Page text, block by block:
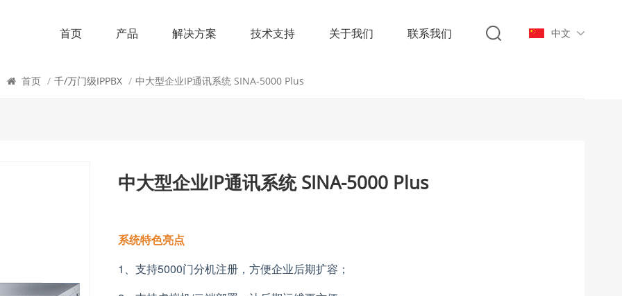
首页 产品 解决方案 技术支持 关于我们 联系我们 中文
千/万门级IPPBX
首页 / 千/万门级IPPBX / 中大型企业IP通讯系统 SINA-5000 Plus
中大型企业IP通讯系统 SINA-5000 Plus
系统特色亮点
1 、支持5000门分机注册，方便企业后期扩容；